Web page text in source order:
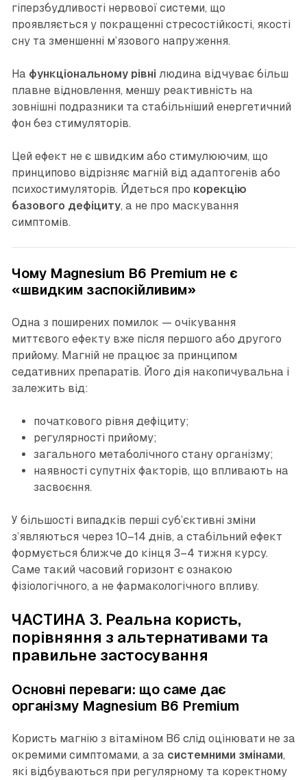
гіперзбудливості нервової системи, що
проявляється у покращенні стресостійкості, якості
сну та зменшенні м’язового напруження.
На функціональному рівні людина відчуває більш
плавне відновлення, меншу реактивність на
зовнішні подразники та стабільніший енергетичний
фон без стимуляторів.
Цей ефект не є швидким або стимулюючим, що
принципово відрізняє магній від адаптогенів або
психостимуляторів. Йдеться про корекцію
базового дефіциту, а не про маскування
симптомів.
Чому Magnesium B6 Premium не є
«швидким заспокійливим»
Одна з поширених помилок — очікування
миттєвого ефекту вже після першого або другого
прийому. Магній не працює за принципом
седативних препаратів. Його дія накопичувальна і
залежить від:
початкового рівня дефіциту;
регулярності прийому;
загального метаболічного стану організму;
наявності супутніх факторів, що впливають на
засвоєння.
У більшості випадків перші суб’єктивні зміни
з’являються через 10–14 днів, а стабільний ефект
формується ближче до кінця 3–4 тижня курсу.
Саме такий часовий горизонт є ознакою
фізіологічного, а не фармакологічного впливу.
ЧАСТИНА 3. Реальна користь,
порівняння з альтернативами та
правильне застосування
Основні переваги: що саме дає
організму Magnesium B6 Premium
Користь магнію з вітаміном B6 слід оцінювати не за
окремими симптомами, а за системними змінами,
які відбуваються при регулярному та коректному